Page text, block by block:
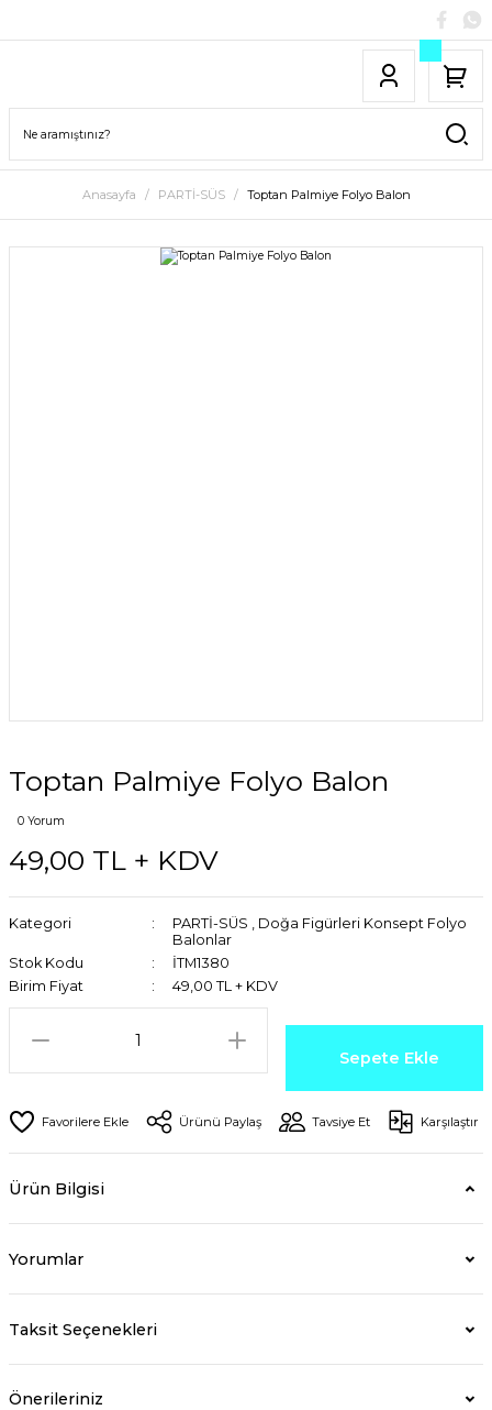
Anasayfa PARTİ-SÜS Toptan Palmiye Folyo Balon
Toptan Palmiye Folyo Balon
0 Yorum
49,00 TL + KDV
Kategori PARTİ-SÜS , Doğa Figürleri Konsept Folyo
Balonlar
Stok Kodu
İTM1380
Birim Fiyat
49,00 TL + KDV
Sepete Ekle
Ürünü Paylaş Tavsiye Et Karşılaştır
Ürün Bilgisi
Yorumlar
Taksit Seçenekleri
Önerileriniz